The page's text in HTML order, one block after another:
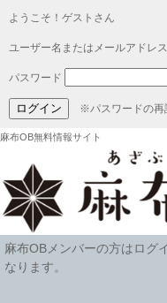
ようこそ！ゲストさん
ユーザー名またはメールアドレス
パスワード
※パスワードの再
麻布OB無料情報サイト
麻布OBメンバーの方はログ
なります。